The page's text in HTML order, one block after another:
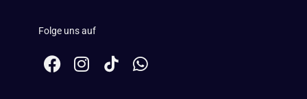
Folge uns auf
F
a
I
n
W
h